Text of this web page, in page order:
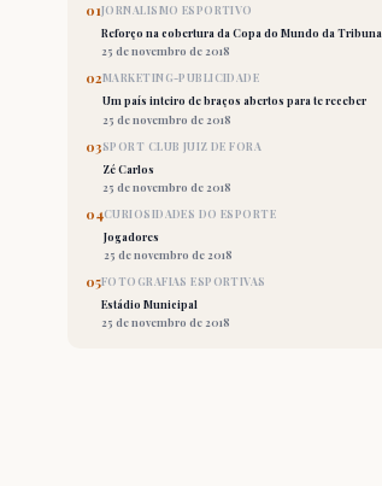
01JORNALISMO ESPORTIVO
Reforço na cobertura da Copa do Mundo da Tribuna
25 de novembro de 2018
02MARKETING-PUBLICIDADE
Um país inteiro de braços abertos para te receber
25 de novembro de 2018
03SPORT CLUB JUIZ DE FORA
Zé Carlos
25 de novembro de 2018
04CURIOSIDADES DO ESPORTE
Jogadores
25 de novembro de 2018
05FOTOGRAFIAS ESPORTIVAS
Estádio Municipal
25 de novembro de 2018